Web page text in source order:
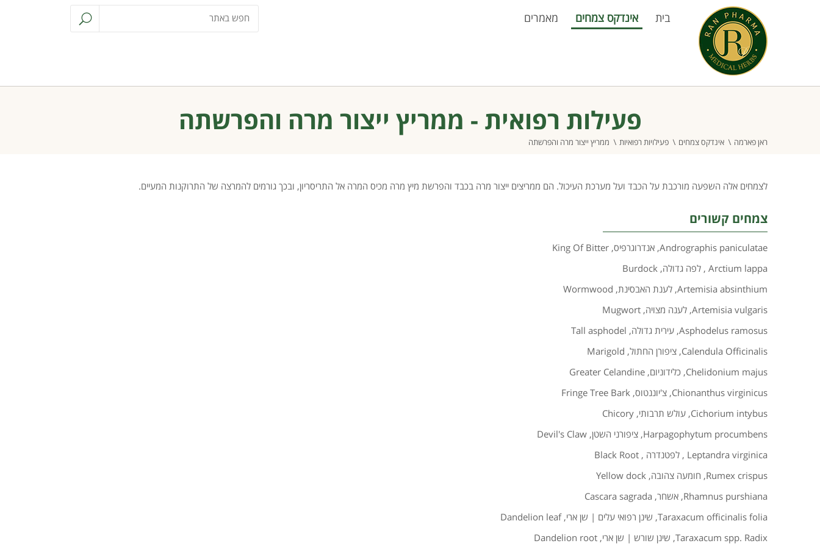
בית אינדקס צמחים מאמרים
פעילות רפואית - ממריץ ייצור מרה והפרשתה
ראן פארמה אינדקס צמחים פעילויות רפואיות ממריץ ייצור מרה והפרשתה
לצמחים אלה השפעה מורכבת על הכבד ועל מערכת העיכול. הם ממריצים ייצור מרה בכבד והפרשת מיץ מרה מכיס המרה אל התריסריון, ובכך גורמים להמרצה של התרוקנות המעיים.
צמחים קשורים
Andrographis paniculatae
, אנדרוגרפיס,
King Of Bitter
Arctium lappa
, לפה גדולה,
Burdock
Artemisia absinthium
, לענת האבסינת,
Wormwood
Artemisia vulgaris
, לענה מצויה,
Mugwort
Asphodelus ramosus
, עירית גדולה,
Tall asphodel
Calendula Officinalis
, ציפורן החתול,
Marigold
Chelidonium majus
, כלידוניום,
Greater Celandine
Chionanthus virginicus
, צ'יוננטוס,
Fringe Tree Bark
Cichorium intybus
, עולש תרבותי,
Chicory
Harpagophytum procumbens
, ציפורני השטן,
Devil's Claw
Leptandra virginica
, לפטנדרה ,
Black Root
Rumex crispus
, חומעה צהובה,
Yellow dock
Rhamnus purshiana
, אשחר,
Cascara sagrada
Taraxacum officinalis folia
, שינן רפואי עלים | שן ארי,
Dandelion leaf
Taraxacum spp. Radix
, שינן שורש | שן ארי,
Dandelion root